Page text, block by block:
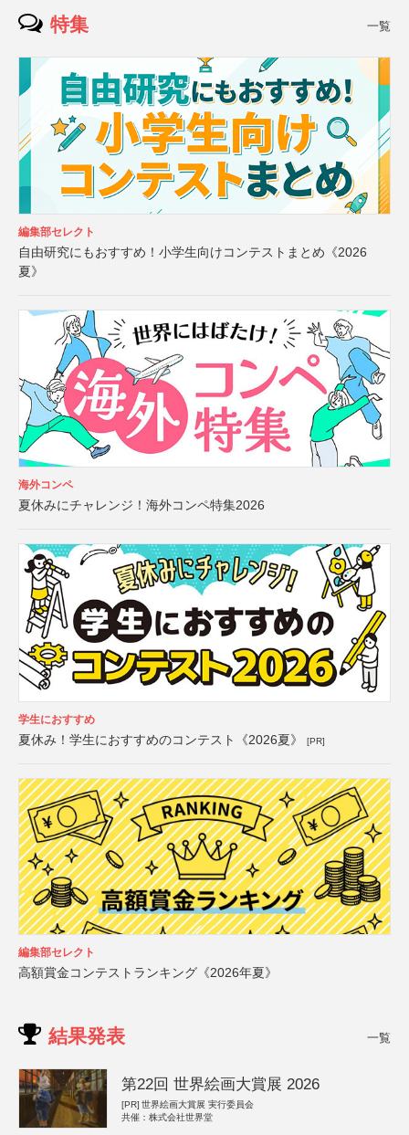
特集 一覧
編集部セレクト
自由研究にもおすすめ！小学生向けコンテストまとめ《2026
夏》
海外コンペ
夏休みにチャレンジ！海外コンペ特集2026
学生におすすめ
夏休み！学生におすすめのコンテスト《2026夏》 [PR]
編集部セレクト
高額賞金コンテストランキング《2026年夏》
結果発表 一覧
第22回 世界絵画大賞展 2026
[PR] 世界絵画大賞展 実行委員会
共催：株式会社世界堂